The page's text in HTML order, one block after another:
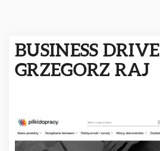
BUSINESS DRIVE
GRZEGORZ RAJ